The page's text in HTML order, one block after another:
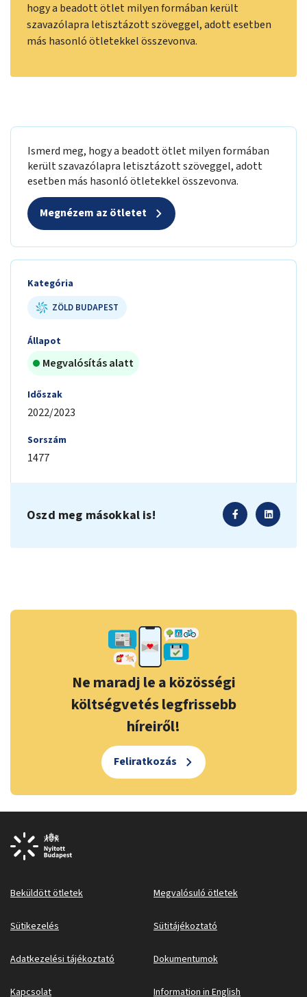
hogy a beadott ötlet milyen formában került
szavazólapra letisztázott szöveggel, adott esetben
más hasonló ötletekkel összevonva.
Ismerd meg, hogy a beadott ötlet milyen formában
került szavazólapra letisztázott szöveggel, adott
esetben más hasonló ötletekkel összevonva.
Megnézem az ötletet
Kategória
ZÖLD BUDAPEST
Állapot
Megvalósítás alatt
Időszak
2022/2023
Sorszám
1477
Oszd meg másokkal is!
Ne maradj le a közösségi
költségvetés legfrissebb
híreiről!
Feliratkozás
Beküldött ötletek Megvalósuló ötletek
Sütikezelés Sütitájékoztató
Adatkezelési tájékoztató Dokumentumok
Kapcsolat Information in English